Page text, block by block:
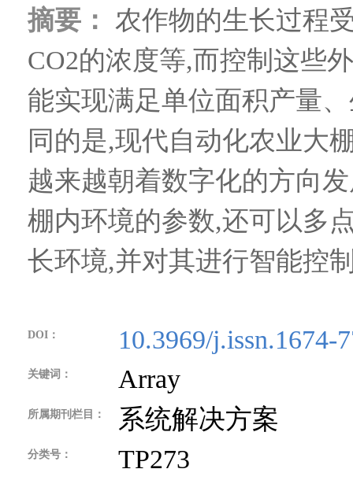
摘要： 农作物的生长过程
CO2的浓度等,而控制这些
能实现满足单位面积产量
同的是,现代自动化农业大
越来越朝着数字化的方向
棚内环境的参数,还可以多
长环境,并对其进行智能控
DOI： 10.3969/j.issn.1674-
关键词： Array
所属期刊栏目： 系统解决方案
分类号： TP273